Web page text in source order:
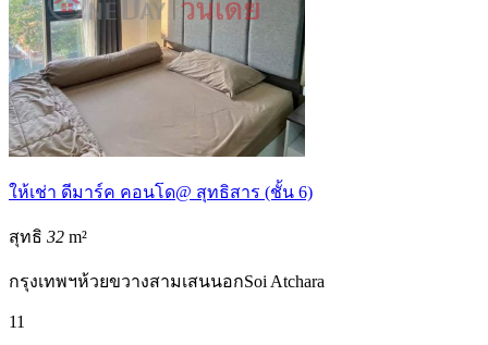
ให้เช่า ดีมาร์ค คอนโด@ สุทธิสาร (ชั้น 6)
สุทธิ 32 m²
กรุงเทพฯห้วยขวางสามเสนนอกSoi Atchara
11